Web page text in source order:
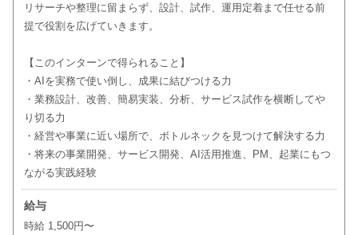
リサーチや整理に留まらず、設計、試作、運用定着まで任せる前
提で役割を広げていきます。
【このインターンで得られること】
・AIを実務で使い倒し、成果に結びつける力
・業務設計、改善、簡易実装、分析、サービス試作を横断してや
り切る力
・経営や事業に近い場所で、ボトルネックを見つけて解決する力
・将来の事業開発、サービス開発、AI活用推進、PM、起業にもつ
ながる実践経験
給与
時給 1,500円〜